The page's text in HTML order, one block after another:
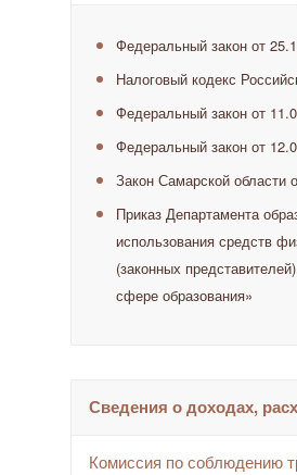
Федеральный закон от
Налоговый кодекс
Федеральный закон от
Федеральный закон от
Закон Самарской области
Приказ Департамента
использования средств
(законных
сфере образования»
Сведения о доходах,
Комиссия по соблюдению